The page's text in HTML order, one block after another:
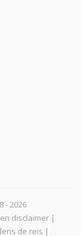
- 2026
disclaimer |
de reis |